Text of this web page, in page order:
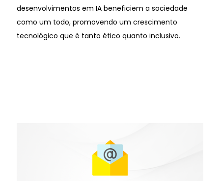
desenvolvimentos em IA beneficiem a sociedade
como um todo, promovendo um crescimento
tecnológico que é tanto ético quanto inclusivo.